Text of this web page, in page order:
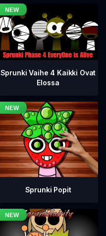
Sprunki Vaihe 4 Kaikki Ovat
Elossa
Sprunki Popit